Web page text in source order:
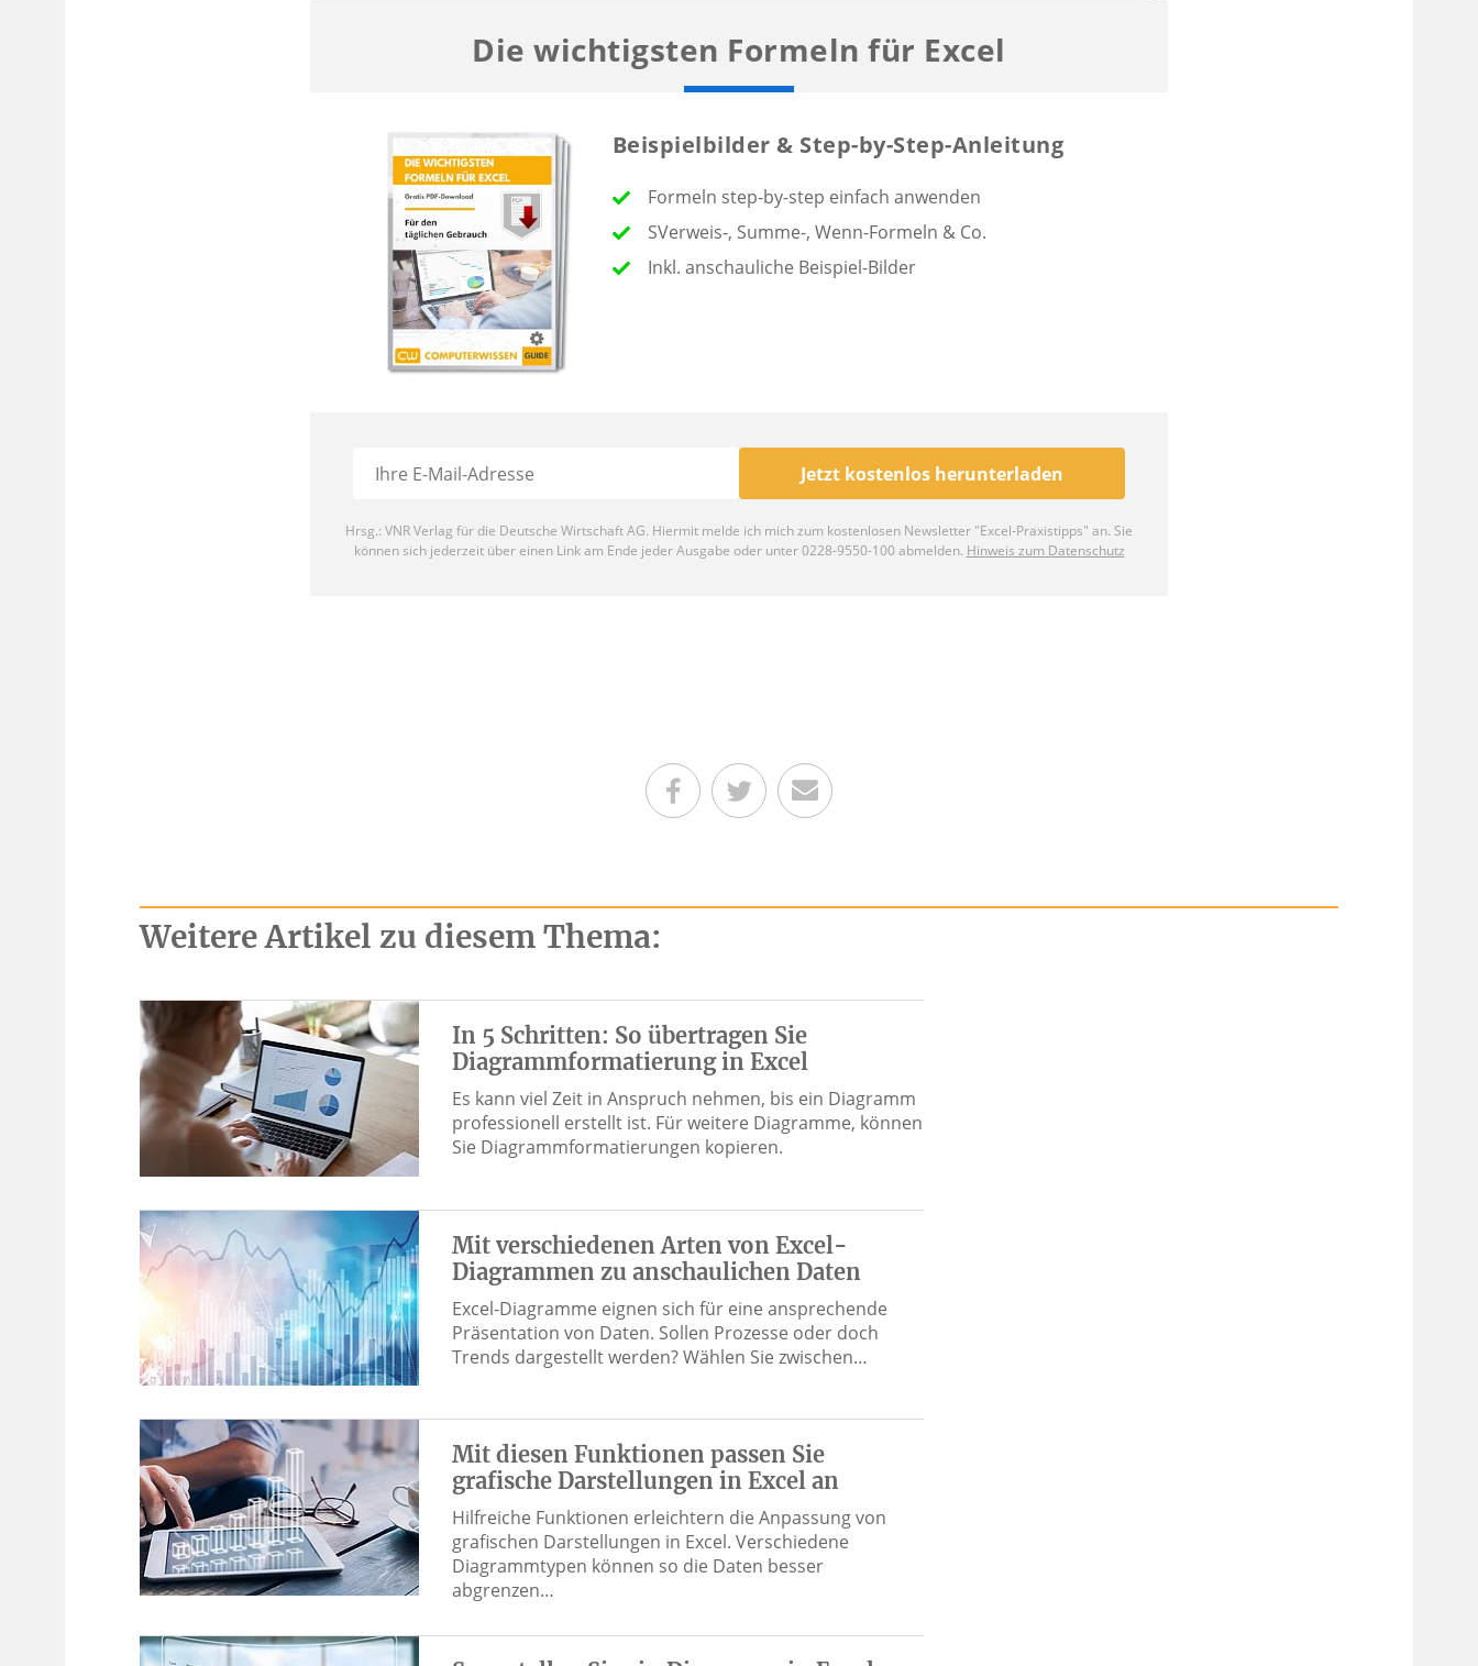
Teilen auf Facebook
Teilen auf Twitter
Per E-Mail senden
Weitere Artikel zu diesem Thema:
In 5 Schritten: So übertragen Sie
Diagrammformatierung in Excel
Es kann viel Zeit in Anspruch nehmen, bis ein Diagramm
professionell erstellt ist. Für weitere Diagramme, können
Sie Diagrammformatierungen kopieren.
Mit verschiedenen Arten von Excel-
Diagrammen zu anschaulichen Daten
Excel-Diagramme eignen sich für eine ansprechende
Präsentation von Daten. Sollen Prozesse oder doch
Trends dargestellt werden? Wählen Sie zwischen…
Mit diesen Funktionen passen Sie
grafische Darstellungen in Excel an
Hilfreiche Funktionen erleichtern die Anpassung von
grafischen Darstellungen in Excel. Verschiedene
Diagrammtypen können so die Daten besser
abgrenzen…